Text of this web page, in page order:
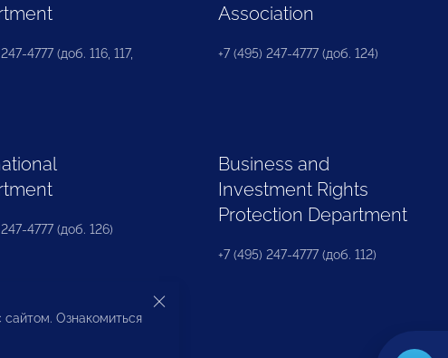
4777 (доб. 116, 117,
Association
+7 (495) 247-4777 (доб. 124)
4777 (доб. 126)
Business and
Investment Rights
Protection Department
+7 (495) 247-4777 (доб. 112)
Ознакомиться